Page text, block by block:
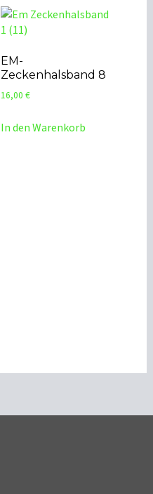
EM-
Zeckenhalsband 8
16,00 €
In den Warenkorb